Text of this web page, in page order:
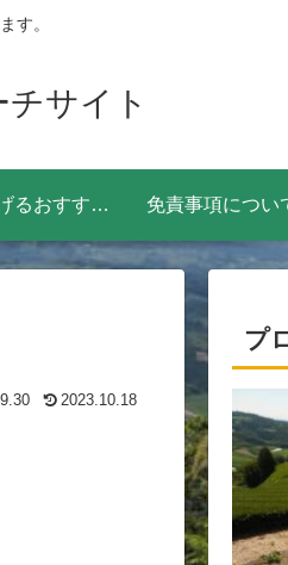
す。
サイト
月1万円稼げるおすすめの副業8選！効率よく稼ぐためにやるべきことは？ 免責事項につい
2023.10.18
プ